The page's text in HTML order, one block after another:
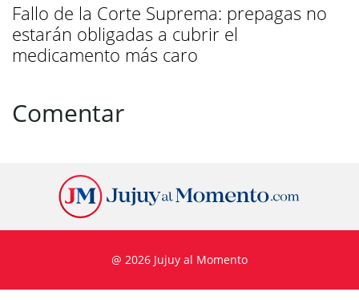
Fallo de la Corte Suprema: prepagas no
estarán obligadas a cubrir el
medicamento más caro
Comentar
@ 2026 Jujuy al Momento